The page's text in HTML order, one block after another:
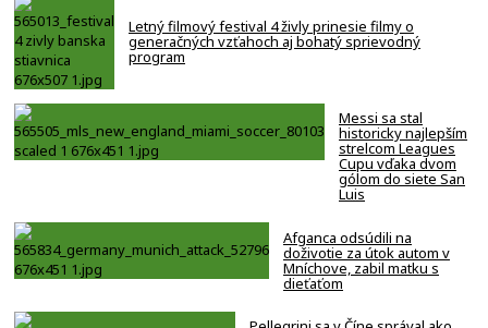
Letný filmový festival 4 živly prinesie filmy o
generačných vzťahoch aj bohatý sprievodný
program
Messi sa stal
historicky najlepším
strelcom Leagues
Cupu vďaka dvom
gólom do siete San
Luis
Afganca odsúdili na
doživotie za útok autom v
Mníchove, zabil matku s
dieťaťom